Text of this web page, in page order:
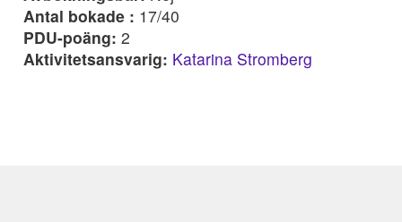
Antal bokade : 17/40
PDU-poäng: 2
Aktivitetsansvarig: Katarina Stromberg